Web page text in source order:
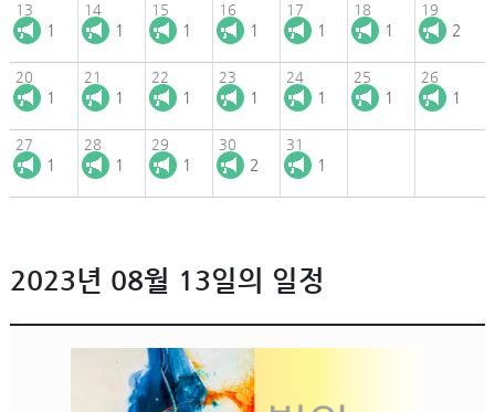
13
1
14
1
15
1
16
1
17
1
18
1
19
2
20
1
21
1
22
1
23
1
24
1
25
1
26
1
27
1
28
1
29
1
30
2
31
1
2023년 08월 13일의 일정